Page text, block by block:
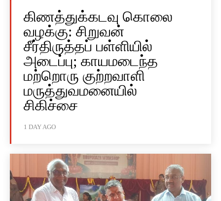
கிணத்துக்கடவு கொலை
வழக்கு: சிறுவன்
சீர்திருத்தப் பள்ளியில்
அடைப்பு; காயமடைந்த
மற்றொரு குற்றவாளி
மருத்துவமனையில்
சிகிச்சை
1 DAY AGO